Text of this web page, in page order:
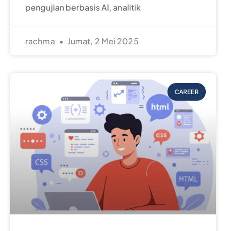
pengujian berbasis AI, analitik
rachma Jumat, 2 Mei 2025
CAREER